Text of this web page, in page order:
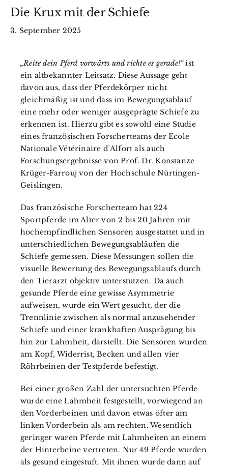
for:
Die Krux mit der Schiefe
3. September 2025
„Reite dein Pferd vorwärts und richte es gerade!“ist
ein altbekannter Leitsatz. Diese Aussage geht
davon aus, dass der Pferdekörper nicht
gleichmäßig ist und dass im Bewegungsablauf
eine mehr oder weniger ausgeprägte Schiefe zu
erkennen ist. Hierzu gibt es sowohl eine Studie
eines französischen Forscherteams der Ecole
Nationale Vétérinaire d´Alfort als auch
Forschungsergebnisse von Prof. Dr. Konstanze
Krüger-Farrouj von der Hochschule Nürtingen-
Geislingen.
Das französische Forscherteam hat 224
Sportpferde im Alter von 2 bis 20 Jahren mit
hochempfindlichen Sensoren ausgestattet und in
unterschiedlichen Bewegungsabläufen die
Schiefe gemessen. Diese Messungen sollen die
visuelle Bewertung des Bewegungsablaufs durch
den Tierarzt objektiv unterstützen. Da auch
gesunde Pferde eine gewisse Asymmetrie
aufweisen, wurde ein Wert gesucht, der die
Trennlinie zwischen als normal anzusehender
Schiefe und einer krankhaften Ausprägung bis
hin zur Lahmheit, darstellt. Die Sensoren wurden
am Kopf, Widerrist, Becken und allen vier
Röhrbeinen der Testpferde befestigt.
Bei einer großen Zahl der untersuchten Pferde
wurde eine Lahmheit festgestellt, vorwiegend an
den Vorderbeinen und davon etwas öfter am
linken Vorderbein als am rechten. Wesentlich
geringer waren Pferde mit Lahmheiten an einem
der Hinterbeine vertreten. Nur 49 Pferde wurden
als gesund eingestuft. Mit ihnen wurde dann auf